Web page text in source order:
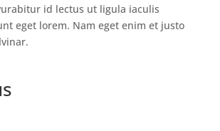
id lectus ut ligula iaculis
eget lorem. Nam eget enim et justo